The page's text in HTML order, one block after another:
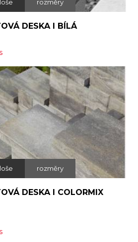
rozměry
DESKA I BÍLÁ
rozměry
DESKA I COLORMIX